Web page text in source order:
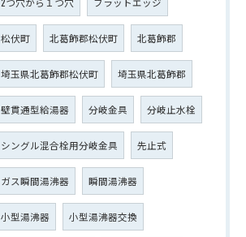
松伏町 北葛飾郡松伏町 北葛飾郡
埼玉県北葛飾郡松伏町 埼玉県北葛飾郡
壁貫通型給湯器 分岐金具 分岐止水栓
シングル混合栓用分岐金具 先止式
ガス瞬間湯沸器 瞬間湯沸器
小型湯沸器 小型湯沸器交換